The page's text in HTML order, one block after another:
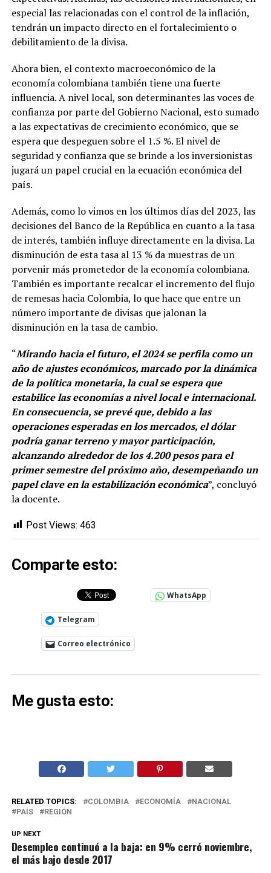
especial las relacionadas con el control de la inflación,
tendrán un impacto directo en el fortalecimiento o
debilitamiento de la divisa.
Ahora bien, el contexto macroeconómico de la
economía colombiana también tiene una fuerte
influencia. A nivel local, son determinantes las voces de
confianza por parte del Gobierno Nacional, esto sumado
a las expectativas de crecimiento económico, que se
espera que despeguen sobre el 1.5 %. El nivel de
seguridad y confianza que se brinde a los inversionistas
jugará un papel crucial en la ecuación económica del
país.
Además, como lo vimos en los últimos días del 2023, las
decisiones del Banco de la República en cuanto a la tasa
de interés, también influye directamente en la divisa. La
disminución de esta tasa al 13 % da muestras de un
porvenir más prometedor de la economía colombiana.
También es importante recalcar el incremento del flujo
de remesas hacia Colombia, lo que hace que entre un
número importante de divisas que jalonan la
disminución en la tasa de cambio.
“Mirando hacia el futuro, el 2024 se perfila como un
año de ajustes económicos, marcado por la dinámica
de la política monetaria, la cual se espera que
estabilice las economías a nivel local e internacional.
En consecuencia, se prevé que, debido a las
operaciones esperadas en los mercados, el dólar
podría ganar terreno y mayor participación,
alcanzando alrededor de los 4.200 pesos para el
primer semestre del próximo año, desempeñando un
papel clave en la estabilización económica”, concluyó
la docente.
Post Views: 463
Comparte esto:
WhatsApp
Telegram
Correo electrónico
Me gusta esto:
RELATED TOPICS: COLOMBIA ECONOMÍA
NACIONAL
PAÍS
REGIÓN
UP NEXT
Desempleo continuó a la baja: en 9% cerró noviembre,
el más bajo desde 2017